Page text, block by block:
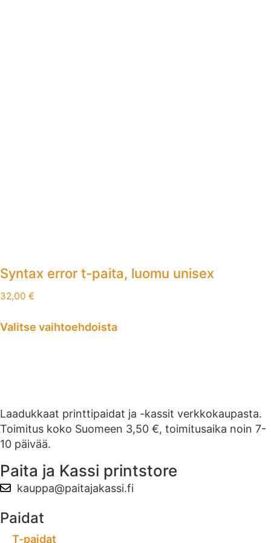
Syntax error t-paita, luomu unisex
32,00 €
Valitse vaihtoehdoista
Laadukkaat printtipaidat ja -kassit verkkokaupasta.
Toimitus koko Suomeen 3,50 €, toimitusaika noin 7-
10 päivää.
Paita ja Kassi printstore
kauppa@paitajakassi.fi
Paidat
T-paidat